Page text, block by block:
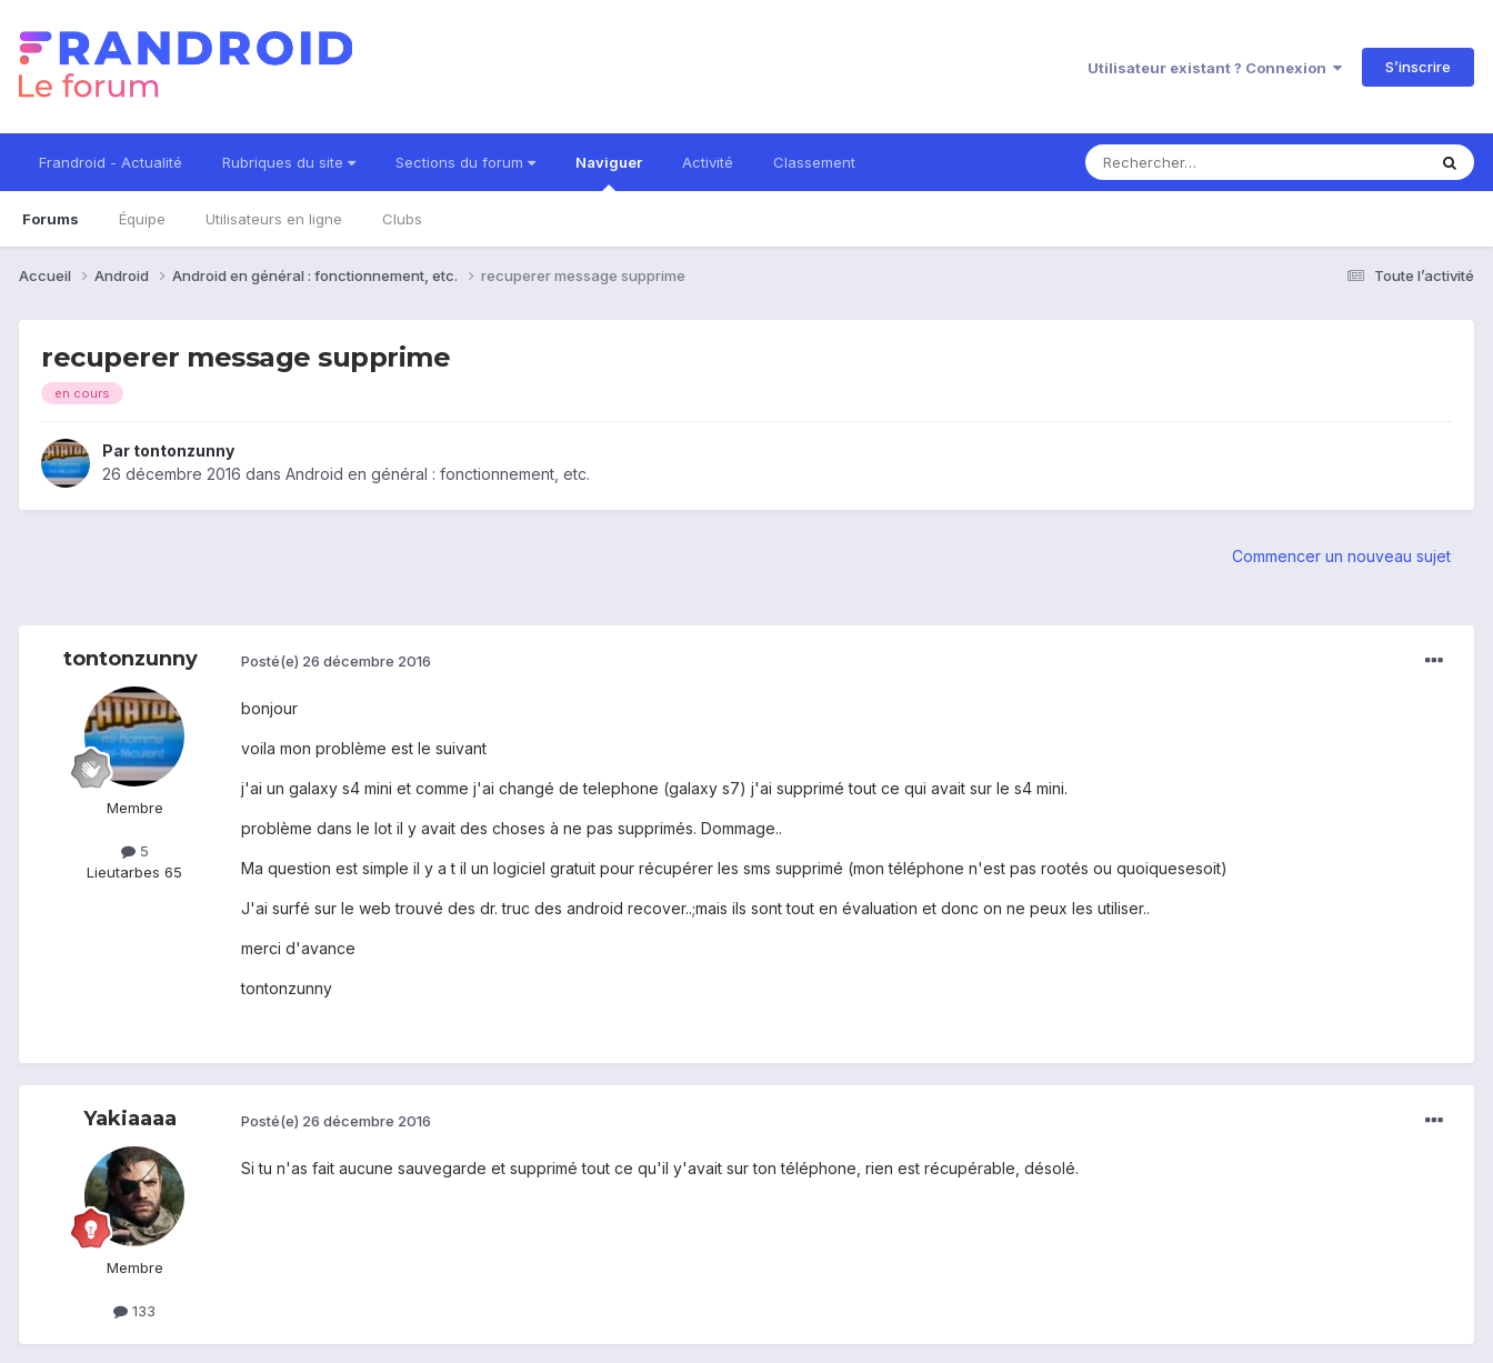
Utilisateur existant ? Connexion S’inscrire
Frandroid - Actualité Rubriques du site Sections du forum Naviguer
Forums Équipe Utilisateurs en ligne Clubs
Activité Classement
Toute l’activité
Accueil Android Android en général : fonctionnement, etc. recuperer message supprime
recuperer message supprime
en cours
Par tontonzunny
26 décembre 2016 dans Android en général : fonctionnement, etc.
Commencer un nouveau sujet
tontonzunny
Membre
5
Lieutarbes 65
Posté(e) 26 décembre 2016
bonjour
voila mon problème est le suivant
j'ai un galaxy s4 mini et comme j'ai changé de telephone (galaxy s7) j'ai supprimé tout ce qui avait sur le s4 mini.
problème dans le lot il y avait des choses à ne pas supprimés. Dommage..
Ma question est simple il y a t il un logiciel gratuit pour récupérer les sms supprimé (mon téléphone n'est pas rootés ou quoiquesesoit)
J'ai surfé sur le web trouvé des dr. truc des android recover..;mais ils sont tout en évaluation et donc on ne peux les utiliser..
merci d'avance
tontonzunny
Yakiaaaa
Membre
133
Posté(e) 26 décembre 2016
Si tu n'as fait aucune sauvegarde et supprimé tout ce qu'il y'avait sur ton téléphone, rien est récupérable, désolé.